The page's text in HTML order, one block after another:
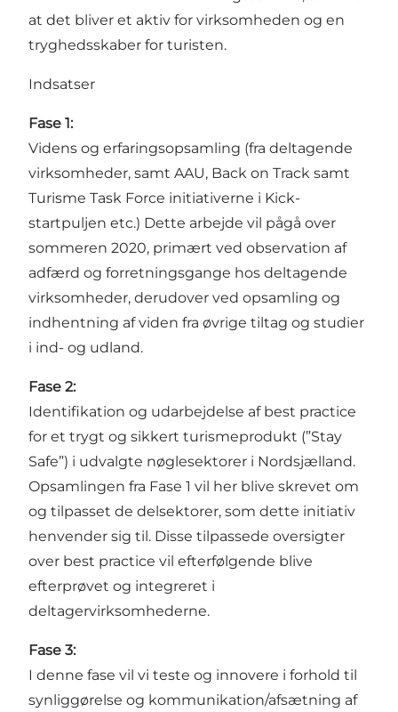
at det bliver et aktiv for virksomheden og en
tryghedsskaber for turisten.
Indsatser
Fase 1:
Videns og erfaringsopsamling (fra deltagende
virksomheder, samt AAU, Back on Track samt
Turisme Task Force initiativerne i Kick-
startpuljen etc.) Dette arbejde vil pågå over
sommeren 2020, primært ved observation af
adfærd og forretningsgange hos deltagende
virksomheder, derudover ved opsamling og
indhentning af viden fra øvrige tiltag og studier
i ind- og udland.
Fase 2:
Identifikation og udarbejdelse af best practice
for et trygt og sikkert turismeprodukt (”Stay
Safe”) i udvalgte nøglesektorer i Nordsjælland.
Opsamlingen fra Fase 1 vil her blive skrevet om
og tilpasset de delsektorer, som dette initiativ
henvender sig til. Disse tilpassede oversigter
over best practice vil efterfølgende blive
efterprøvet og integreret i
deltagervirksomhederne.
Fase 3:
I denne fase vil vi teste og innovere i forhold til
synliggørelse og kommunikation/afsætning af